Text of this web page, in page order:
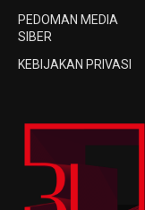
PEDOMAN MEDIA
SIBER
KEBIJAKAN PRIVASI